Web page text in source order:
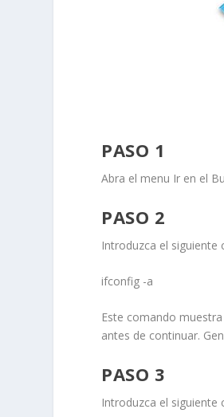
PASO 1
Abra el menu Ir en el
PASO 2
Introduzca el siguiente
ifconfig -a
Este comando
antes de continuar.
PASO 3
Introduzca el siguiente